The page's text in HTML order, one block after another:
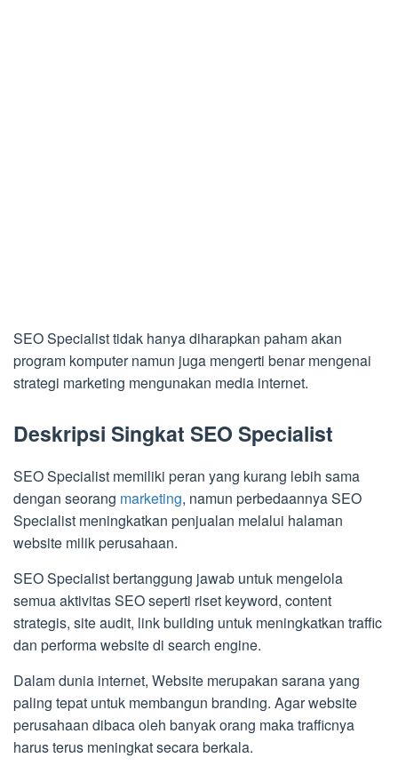
SEO Specialist tidak hanya diharapkan paham akan
program komputer namun juga mengerti benar mengenai
strategi marketing mengunakan media internet.
Deskripsi Singkat SEO Specialist
SEO Specialist memiliki peran yang kurang lebih sama
dengan seorang marketing, namun perbedaannya SEO
Specialist meningkatkan penjualan melalui halaman
website milik perusahaan.
SEO Specialist bertanggung jawab untuk mengelola
semua aktivitas SEO seperti riset keyword, content
strategis, site audit, link building untuk meningkatkan traffic
dan performa website di search engine.
Dalam dunia internet, Website merupakan sarana yang
paling tepat untuk membangun branding. Agar website
perusahaan dibaca oleh banyak orang maka trafficnya
harus terus meningkat secara berkala.